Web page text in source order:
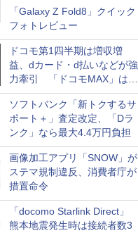
「Galaxy Z Fold8」クイック
フォトレビュー
ドコモ第1四半期は増収増
益、dカード・d払いなどが強
力牽引 「ドコモMAX」は
400万契約突破
ソフトバンク「新トクするサ
ポート＋」査定改定、「Dラ
ンク」なら最大4.4万円負担
画像加工アプリ「SNOW」が
ステマ規制違反、消費者庁が
措置命令
「docomo Starlink Direct」
熊本地震発生時は接続者数3